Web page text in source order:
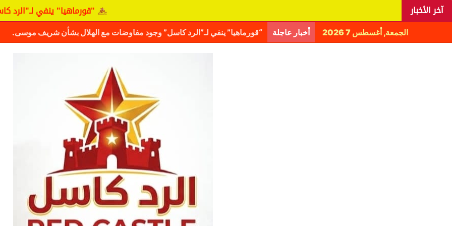
آخر الأخبار "قورماهيا" ينفي لـ"الرد كاسل"
الجمعة, أغسطس 7 2026 أخبار عاجلة اليانغا يكشف حقيقة مفاوضات نجم المريخ